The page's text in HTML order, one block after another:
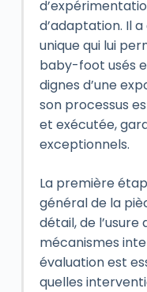
d’adaptation. Il
unique qui lui
baby-foot usés
dignes d’une
son processus
et exécutée,
exceptionnels.
La première
général de la
détail, de l’usure
mécanismes
évaluation est
quelles